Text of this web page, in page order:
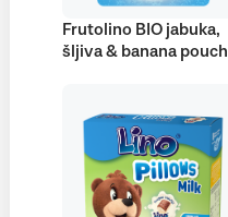
Frutolino BIO jabuka,
šljiva & banana pouch